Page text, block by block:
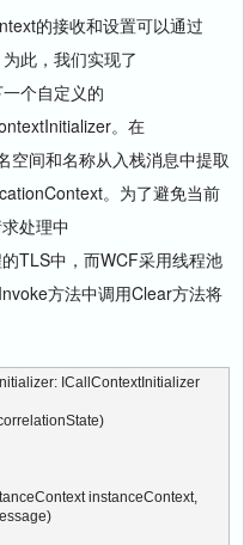
的接收和设置可以通过
此，我们实现了
个自定义的
。在
空间和名称从入栈消息中提取
。为了避免当前
处理中
TLS中，而WCF采用线程池
方法中调用Clear方法将
ICallContextInitializer
instanceContext,